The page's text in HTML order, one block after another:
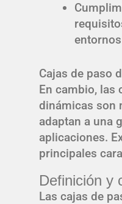
Cajas de paso
En cambio, las
dinámicas son
adaptan a una
aplicaciones.
principales
Definición y
Las cajas de